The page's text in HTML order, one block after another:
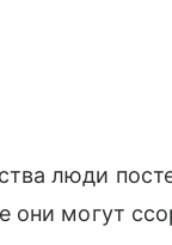
люди
они могут